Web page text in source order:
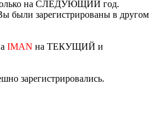
только на СЛЕДУЮЩИЙ год.
зарегистрированы в другом
IMAN на ТЕКУЩИЙ и
зарегистрировались.